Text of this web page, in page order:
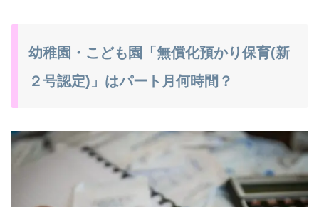
幼稚園・こども園「無償化預かり保育(新
２号認定)」はパート月何時間？